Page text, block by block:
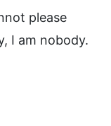
please
I am nobody.